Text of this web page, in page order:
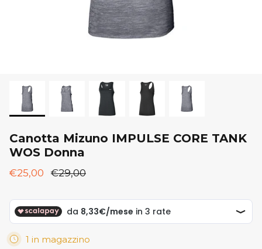
Canotta Mizuno IMPULSE CORE TANK
WOS Donna
€25,00 €29,00
1 in magazzino